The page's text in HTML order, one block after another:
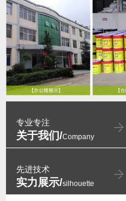
专业专注
关于我们/Company
先进技术
实力展示/silhouette